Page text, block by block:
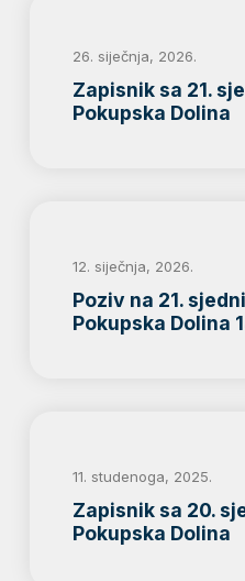
26. siječnja, 2026.
Zapisnik sa 21.
Pokupska Dolina
12. siječnja, 2026.
Poziv na 21.
Pokupska Dolina
11. studenoga, 2025.
Zapisnik sa 20.
Pokupska Dolina